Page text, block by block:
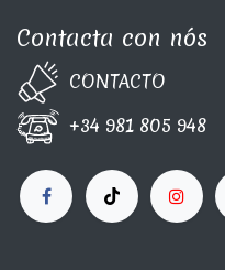
Contacta con nós
CONTA​C​TO
+34 981 805 948